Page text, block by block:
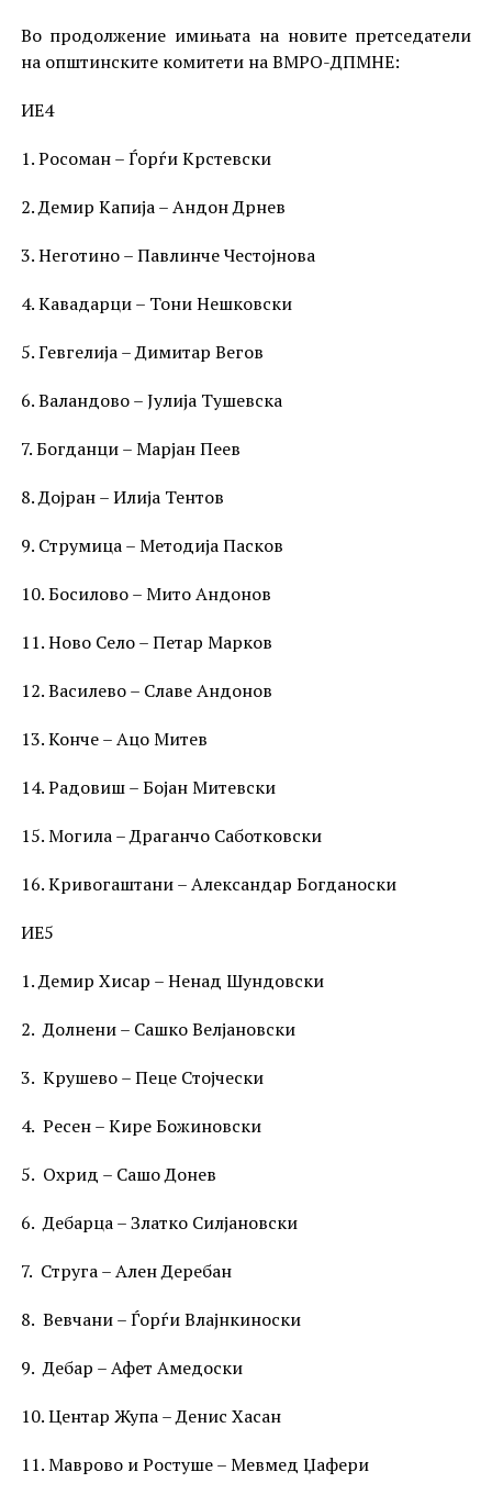
Во продолжение имињата на новите претседатели
на општинските комитети на ВМРО-ДПМНЕ:
ИЕ4
1. Росоман – Ѓорѓи Крстевски
2. Демир Капија – Андон Дрнев
3. Неготино – Павлинче Честојнова
4. Кавадарци – Тони Нешковски
5. Гевгелија – Димитар Вегов
6. Валандово – Јулија Тушевска
7. Богданци – Марјан Пеев
8. Дојран – Илија Тентов
9. Струмица – Методија Пасков
10. Босилово – Мито Андонов
11. Ново Село – Петар Марков
12. Василево – Славе Андонов
13. Конче – Ацо Митев
14. Радовиш – Бојан Митевски
15. Могила – Драганчо Саботковски
16. Кривогаштани – Александар Богданоски
ИЕ5
1. Демир Хисар – Ненад Шундовски
2. Долнени – Сашко Велјановски
3. Крушево – Пеце Стојчески
4. Ресен – Кире Божиновски
5. Охрид – Сашо Донев
6. Дебарца – Златко Силјановски
7. Струга – Ален Деребан
8. Вевчани – Ѓорѓи Влајнкиноски
9. Дебар – Афет Амедоски
10. Центар Жупа – Денис Хасан
11. Маврово и Ростуше – Мевмед Џафери